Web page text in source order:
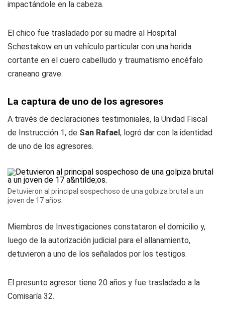
impactándole en la cabeza.
El chico fue trasladado por su madre al Hospital
Schestakow en un vehículo particular con una herida
cortante en el cuero cabelludo y traumatismo encéfalo
craneano grave.
La captura de uno de los agresores
A través de declaraciones testimoniales, la Unidad Fiscal
de Instrucción 1, de San Rafael, logró dar con la identidad
de uno de los agresores.
Detuvieron al principal sospechoso de una golpiza brutal a un
joven de 17 años.
Miembros de Investigaciones constataron el domicilio y,
luego de la autorización judicial para el allanamiento,
detuvieron a uno de los señalados por los testigos.
El presunto agresor tiene 20 años y fue trasladado a la
Comisaría 32.